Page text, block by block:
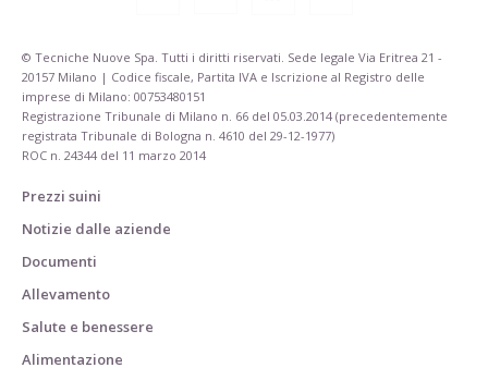
© Tecniche Nuove Spa. Tutti i diritti riservati. Sede legale Via Eritrea 21 -
20157 Milano | Codice fiscale, Partita IVA e Iscrizione al Registro delle
imprese di Milano: 00753480151
Registrazione Tribunale di Milano n. 66 del 05.03.2014 (precedentemente
registrata Tribunale di Bologna n. 4610 del 29-12-1977)
ROC n. 24344 del 11 marzo 2014
Prezzi suini
Notizie dalle aziende
Documenti
Allevamento
Salute e benessere
Alimentazione